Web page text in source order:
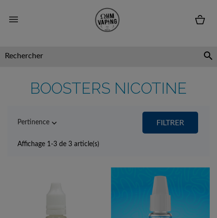


BOOSTERS NICOTINE
Pertinence  FILTRER
Affichage 1-3 de 3 article(s)